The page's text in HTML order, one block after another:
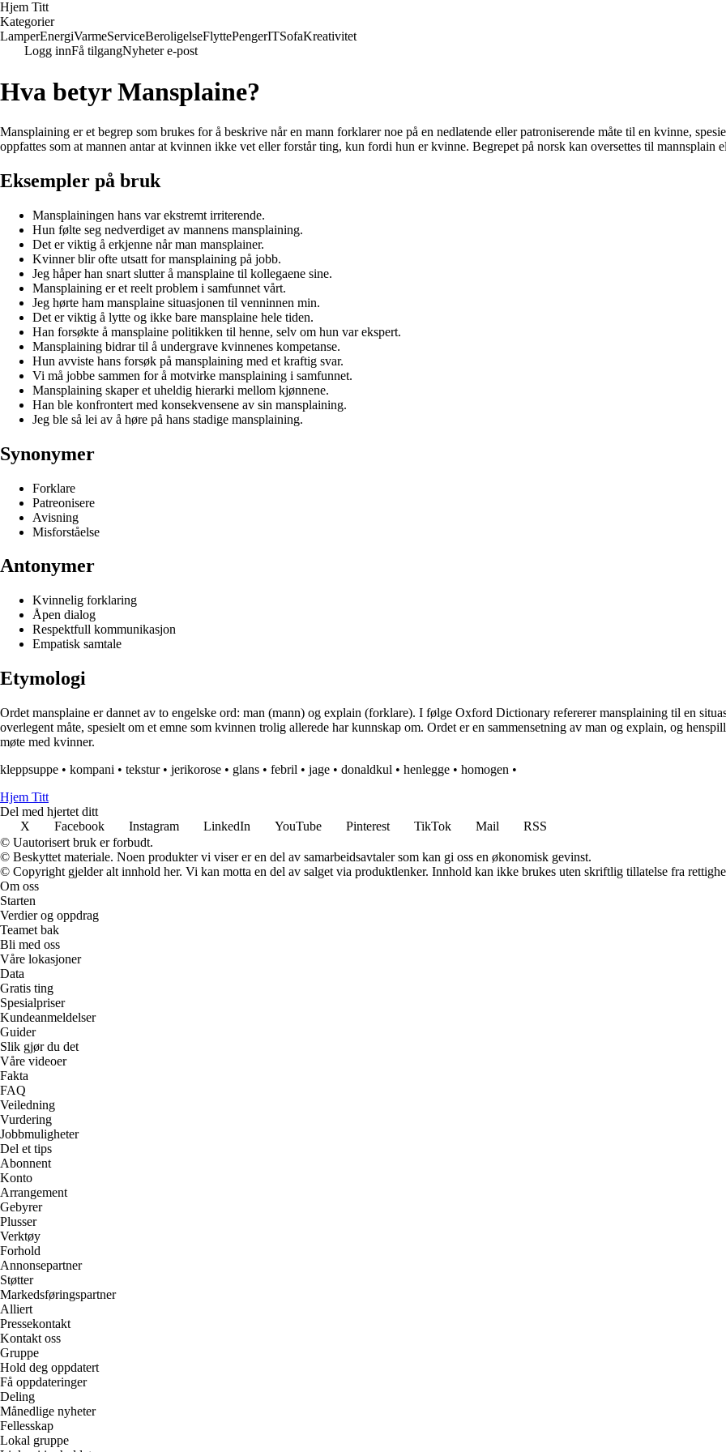
Hjem Titt
Kategorier
LamperEnergiVarmeServiceBeroligelseFlyttePengerITSofaKreativitet
Logg innFå tilgangNyheter e-post
Hva betyr Mansplaine?
Mansplaining er et begrep som brukes for å beskrive når en mann forklarer noe på en nedlatende eller patroniserende måte til en kvinne,
oppfattes som at mannen antar at kvinnen ikke vet eller forstår ting, kun fordi hun er kvinne. Begrepet på norsk kan oversettes til mannsplain
Eksempler på bruk
Mansplainingen hans var ekstremt irriterende.
Hun følte seg nedverdiget av mannens mansplaining.
Det er viktig å erkjenne når man mansplainer.
Kvinner blir ofte utsatt for mansplaining på jobb.
Jeg håper han snart slutter å mansplaine til kollegaene sine.
Mansplaining er et reelt problem i samfunnet vårt.
Jeg hørte ham mansplaine situasjonen til venninnen min.
Det er viktig å lytte og ikke bare mansplaine hele tiden.
Han forsøkte å mansplaine politikken til henne, selv om hun var ekspert.
Mansplaining bidrar til å undergrave kvinnenes kompetanse.
Hun avviste hans forsøk på mansplaining med et kraftig svar.
Vi må jobbe sammen for å motvirke mansplaining i samfunnet.
Mansplaining skaper et uheldig hierarki mellom kjønnene.
Han ble konfrontert med konsekvensene av sin mansplaining.
Jeg ble så lei av å høre på hans stadige mansplaining.
Synonymer
Forklare
Patreonisere
Avisning
Misforståelse
Antonymer
Kvinnelig forklaring
Åpen dialog
Respektfull kommunikasjon
Empatisk samtale
Etymologi
Ordet mansplaine er dannet av to engelske ord: man (mann) og explain (forklare). I følge Oxford Dictionary refererer mansplaining til en
overlegent måte, spesielt om et emne som kvinnen trolig allerede har kunnskap om. Ordet er en sammensetning av man og explain, og
møte med kvinner.
kleppsuppe • kompani • tekstur• jerikorose • glans • febril • jage • donaldkul • henlegge • homogen •
Hjem Titt
Del med hjertet ditt
X
Facebook Instagram LinkedIn YouTube Pinterest TikTok Mail
RSS
© Uautorisert bruk er forbudt.
© Beskyttet materiale. Noen produkter vi viser er en del av samarbeidsavtaler som kan gi oss en økonomisk gevinst.
© Copyright gjelder alt innhold her. Vi kan motta en del av salget via produktlenker. Innhold kan ikke brukes uten skriftlig tillatelse fra
Om oss
Starten
Verdier og oppdrag
Teamet bak
Bli med oss
Våre lokasjoner
Data
Gratis ting
Spesialpriser
Kundeanmeldelser
Guider
Slik gjør du det
Våre videoer
Fakta
FAQ
Veiledning
Vurdering
Jobbmuligheter
Del et tips
Abonnent
Konto
Arrangement
Gebyrer
Plusser
Verktøy
Forhold
Annonsepartner
Støtter
Markedsføringspartner
Alliert
Pressekontakt
Kontakt oss
Gruppe
Hold deg oppdatert
Få oppdateringer
Deling
Månedlige nyheter
Fellesskap
Lokal gruppe